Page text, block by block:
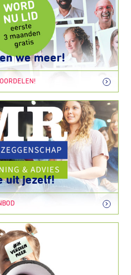
we meer!
uit jezelf!